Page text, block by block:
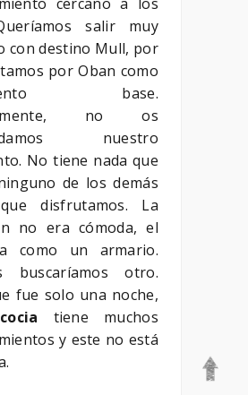
salir muy
con destino Mull, por
por Oban como
base.
no os
nuestro
No tiene nada que
de los demás
disfrutamos. La
no era cómoda, el
como un armario.
buscaríamos otro.
fue solo una noche,
tiene muchos
y este no está